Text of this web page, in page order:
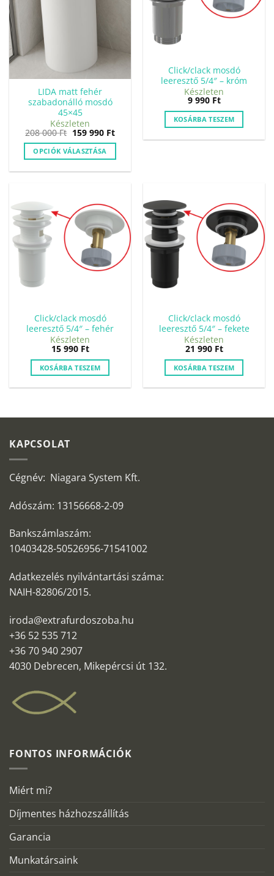
LIDA matt fehér
szabadonálló mosdó
45×45
Készleten
208 000Ft Original
price
was:
208
000 Ft.
159 990 FtCurrent
price
is:
990 Ft.
OPCIÓK VÁLASZTÁSA
Click/clack mosdó
leeresztő 5/4″ – króm
Készleten
9 990 Ft
KOSÁRBA TESZEM
Click/clack mosdó
leeresztő 5/4″ – fehér
Készleten
15 990 Ft
KOSÁRBA TESZEM
Click/clack mosdó
leeresztő 5/4″ – fekete
Készleten
21 990 Ft
KOSÁRBA TESZEM
KAPCSOLAT
Cégnév: Niagara System Kft.
Adószám: 13156668-2-09
Bankszámlaszám:
10403428-50526956-71541002
Adatkezelés nyilvántartási száma:
NAIH-82806/2015.
iroda@extrafurdoszoba.hu
+36 52 535 712
+36 70 940 2907
4030 Debrecen, Mikepércsi út 132.
FONTOS INFORMÁCIÓK
Miért mi?
Díjmentes házhozszállítás
Garancia
Munkatársaink